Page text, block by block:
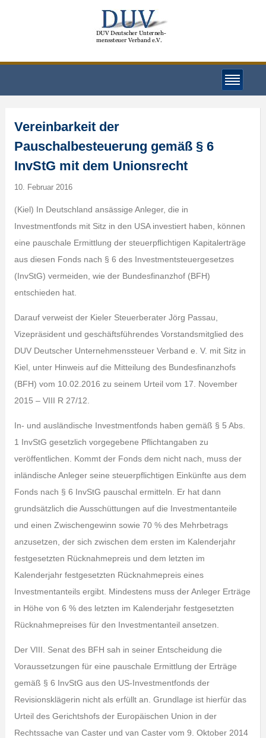
Vereinbarkeit der
Pauschalbesteuerung gemäß § 6
InvStG mit dem Unionsrecht
10. Februar 2016
(Kiel) In Deutschland ansässige Anleger, die in
Investmentfonds mit Sitz in den USA investiert haben, können
eine pauschale Ermittlung der steuerpflichtigen Kapitalerträge
aus diesen Fonds nach § 6 des Investmentsteuergesetzes
(InvStG) vermeiden, wie der Bundesfinanzhof (BFH)
entschieden hat.
Darauf verweist der Kieler Steuerberater Jörg Passau,
Vizepräsident und geschäftsführendes Vorstandsmitglied des
DUV Deutscher Unternehmenssteuer Verband e. V. mit Sitz in
Kiel, unter Hinweis auf die Mitteilung des Bundesfinanzhofs
(BFH) vom 10.02.2016 zu seinem Urteil vom 17. November
2015 – VIII R 27/12.
In- und ausländische Investmentfonds haben gemäß § 5 Abs.
1 InvStG gesetzlich vorgegebene Pflichtangaben zu
veröffentlichen. Kommt der Fonds dem nicht nach, muss der
inländische Anleger seine steuerpflichtigen Einkünfte aus dem
Fonds nach § 6 InvStG pauschal ermitteln. Er hat dann
grundsätzlich die Ausschüttungen auf die Investmentanteile
und einen Zwischengewinn sowie 70 % des Mehrbetrags
anzusetzen, der sich zwischen dem ersten im Kalenderjahr
festgesetzten Rücknahmepreis und dem letzten im
Kalenderjahr festgesetzten Rücknahmepreis eines
Investmentanteils ergibt. Mindestens muss der Anleger Erträge
in Höhe von 6 % des letzten im Kalenderjahr festgesetzten
Rücknahmepreises für den Investmentanteil ansetzen.
Der VIII. Senat des BFH sah in seiner Entscheidung die
Voraussetzungen für eine pauschale Ermittlung der Erträge
gemäß § 6 InvStG aus den US-Investmentfonds der
Revisionsklägerin nicht als erfüllt an. Grundlage ist hierfür das
Urteil des Gerichtshofs der Europäischen Union in der
Rechtssache van Caster und van Caster vom 9. Oktober 2014